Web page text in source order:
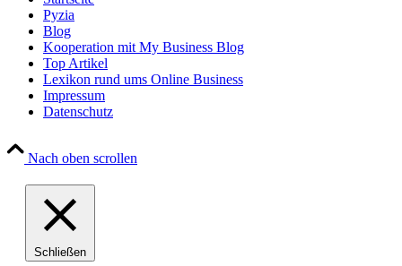
Pyzia
Blog
Kooperation mit My Business Blog
Top Artikel
Lexikon rund ums Online Business
Impressum
Datenschutz
Nach oben scrollen
Schließen